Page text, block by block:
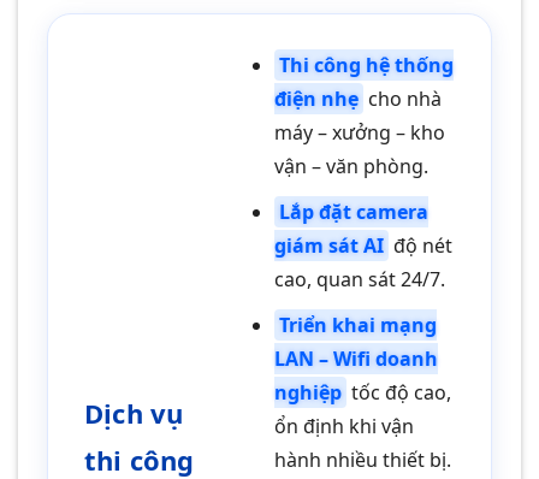
Dịch vụ
thi công
Thi công hệ thống
điện nhẹ cho nhà
máy – xưởng – kho
vận – văn phòng.
Lắp đặt camera
giám sát AI độ nét
cao, quan sát 24/7.
Triển khai mạng
LAN – Wifi doanh
nghiệp tốc độ cao,
ổn định khi vận
hành nhiều thiết bị.